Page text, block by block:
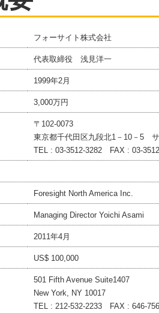
フォーサイト株式会社
代表取締役 浅見洋一
1999年2月
3,000万円
〒102-0073
東京都千代田区九段北1－10－5
TEL : 03-3512-3282 FAX : 03-
Foresight North America Inc.
Managing Director Yoichi Asami
2011年4月
US$ 100,000
501 Fifth Avenue Suite1407
New York, NY 10017
TEL : 212-532-2233 FAX : 646-